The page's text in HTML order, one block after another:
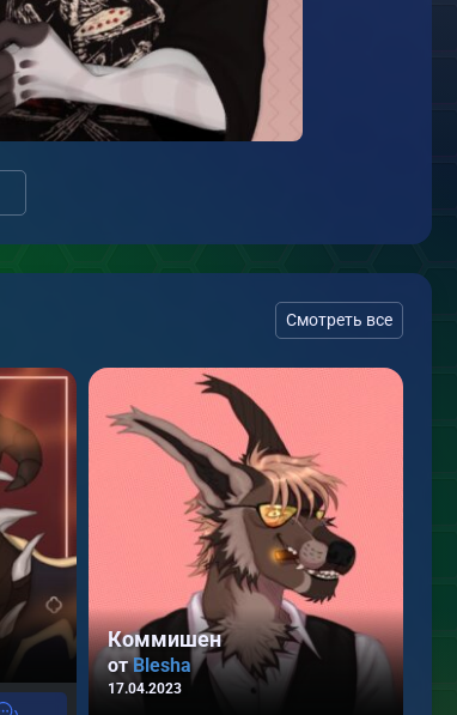
Смотреть все
Коммишен
отBlesha
17.04.2023